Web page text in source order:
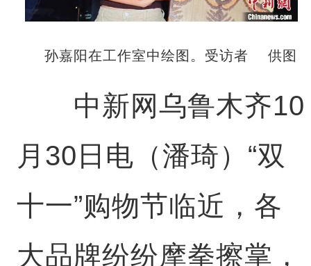
孙嘉阳在工作室中绘图。受访者 供图
中新网乌鲁木齐10
月30日电（潘琦）“双
十一”购物节临近，各
大品牌纷纷摩拳擦掌，